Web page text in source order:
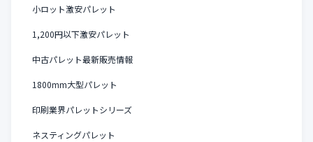
小ロット激安パレット
1,200円以下激安パレット
中古パレット最新販売情報
1800mm大型パレット
印刷業界パレットシリーズ
ネスティングパレット